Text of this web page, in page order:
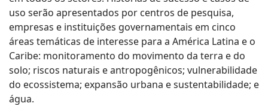
uso serão apresentados por centros de pesquisa,
empresas e instituições governamentais em cinco
áreas temáticas de interesse para a América Latina e o
Caribe: monitoramento do movimento da terra e do
solo; riscos naturais e antropogênicos; vulnerabilidade
do ecossistema; expansão urbana e sustentabilidade; e
água.